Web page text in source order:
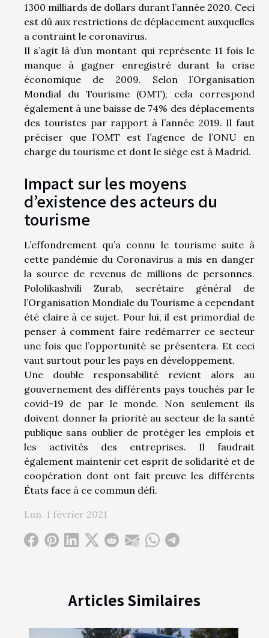
Articles Similaires
1300 milliards de dollars durant l’année 2020. Ceci
est dû aux restrictions de déplacement auxquelles
a contraint le coronavirus.
Il s’agit là d’un montant qui représente 11 fois le
manque à gagner enregistré durant la crise
économique de 2009. Selon l’Organisation
Mondial du Tourisme (OMT), cela correspond
également à une baisse de 74% des déplacements
des touristes par rapport à l’année 2019. Il faut
préciser que l’OMT est l’agence de l’ONU en
charge du tourisme et dont le siège est à Madrid.
Impact sur les moyens
d’existence des acteurs du
tourisme
L’effondrement qu’a connu le tourisme suite à
cette pandémie du Coronavirus a mis en danger
la source de revenus de millions de personnes.
Pololikashvili Zurab, secrétaire général de
l’Organisation Mondiale du Tourisme a cependant
été claire à ce sujet. Pour lui, il est primordial de
penser à comment faire redémarrer ce secteur
une fois que l’opportunité se présentera. Et ceci
vaut surtout pour les pays en développement.
Une double responsabilité revient alors au
gouvernement des différents pays touchés par le
covid-19 de par le monde. Non seulement ils
doivent donner la priorité au secteur de la santé
publique sans oublier de protéger les emplois et
les activités des entreprises. Il faudrait
également maintenir cet esprit de solidarité et de
coopération dont ont fait preuve les différents
États face à ce commun défi.
Lun. 1 février 2021